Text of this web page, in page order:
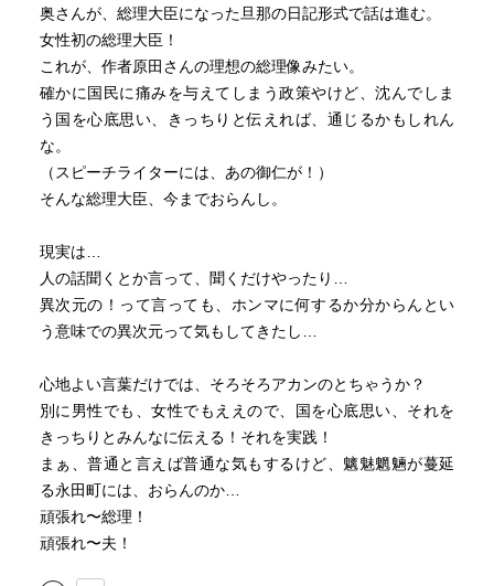
奥さんが、総理大臣になった旦那の日記形式で話は進む。
女性初の総理大臣！
これが、作者原田さんの理想の総理像みたい。
確かに国民に痛みを与えてしまう政策やけど、沈んでしま
う国を心底思い、きっちりと伝えれば、通じるかもしれん
な。
（スピーチライターには、あの御仁が！）
そんな総理大臣、今までおらんし。
現実は…
人の話聞くとか言って、聞くだけやったり…
異次元の！って言っても、ホンマに何するか分からんとい
う意味での異次元って気もしてきたし…
心地よい言葉だけでは、そろそろアカンのとちゃうか？
別に男性でも、女性でもええので、国を心底思い、それを
きっちりとみんなに伝える！それを実践！
まぁ、普通と言えば普通な気もするけど、魑魅魍魎が蔓延
る永田町には、おらんのか…
頑張れ〜総理！
頑張れ〜夫！